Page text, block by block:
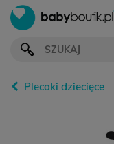
Plecaki dziecięce